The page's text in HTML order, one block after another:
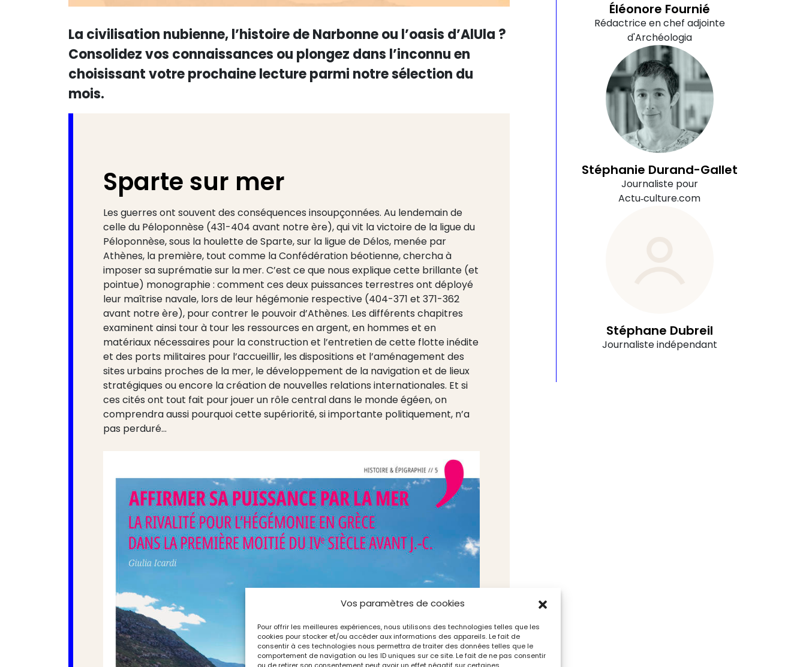
Vos paramètres de cookies
Pour offrir les meilleures expériences, nous utilisons des technologies telles que les
cookies pour stocker et/ou accéder aux informations des appareils. Le fait de
consentir à ces technologies nous permettra de traiter des données telles que le
comportement de navigation ou les ID uniques sur ce site. Le fait de ne pas consentir
La civilisation nubienne, l’histoire de Narbonne ou l’oasis d’AlUla ?
Consolidez vos connaissances ou plongez dans l’inconnu en
choisissant votre prochaine lecture parmi notre sélection du
mois.
Sparte sur mer
Les guerres ont souvent des conséquences insoupçonnées. Au lendemain de
celle du Péloponnèse (431-404 avant notre ère), qui vit la victoire de la ligue du
Péloponnèse, sous la houlette de Sparte, sur la ligue de Délos, menée par
Athènes, la première, tout comme la Confédération béotienne, chercha à
imposer sa suprématie sur la mer. C’est ce que nous explique cette brillante (et
pointue) monographie : comment ces deux puissances terrestres ont déployé
leur maîtrise navale, lors de leur hégémonie respective (404-371 et 371-362
avant notre ère), pour contrer le pouvoir d’Athènes. Les différents chapitres
examinent ainsi tour à tour les ressources en argent, en hommes et en
matériaux nécessaires pour la construction et l’entretien de cette flotte inédite
et des ports militaires pour l’accueillir, les dispositions et l’aménagement des
sites urbains proches de la mer, le développement de la navigation et de lieux
stratégiques ou encore la création de nouvelles relations internationales. Et si
ces cités ont tout fait pour jouer un rôle central dans le monde égéen, on
comprendra aussi pourquoi cette supériorité, si importante politiquement, n’a
pas perduré…
Éléonore Fournié
Rédactrice en chef adjointe
d'Archéologia
Stéphanie Durand-Gallet
Journaliste pour
Actu‑culture.com
Stéphane Dubreil
Journaliste indépendant